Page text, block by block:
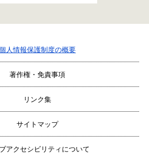
人情報保護制度の概要
著作権・免責事項
リンク集
サイトマップ
アクセシビリティについて